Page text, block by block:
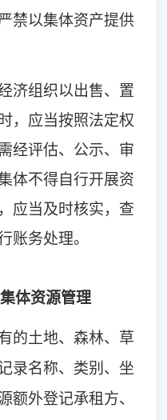
禁以集体资产提供
济组织以出售、置
，应当按照法定权
经评估、公示、审
体不得自行开展资
应当及时核实，查
账务处理。
体资源管理
的土地、森林、草
录名称、类别、坐
额外登记承租方、